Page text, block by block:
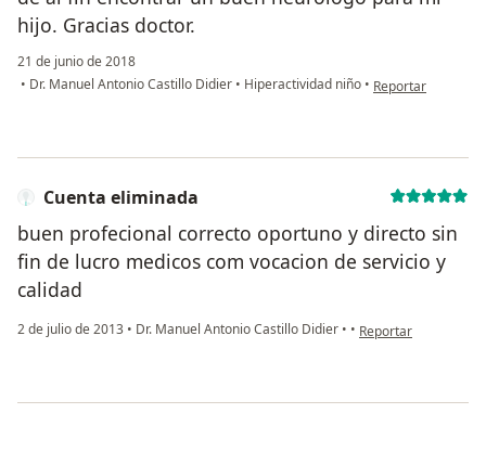
hijo. Gracias doctor.
21 de junio de 2018
• Dr. Manuel Antonio Castillo Didier • Hiperactividad niño • en opinión del
Reportar
Cuenta eliminada
buen profecional correcto oportuno y directo sin
fin de lucro medicos com vocacion de servicio y
calidad
2 de julio de 2013 • Dr. Manuel Antonio Castillo Didier • • en opinión del
Reportar